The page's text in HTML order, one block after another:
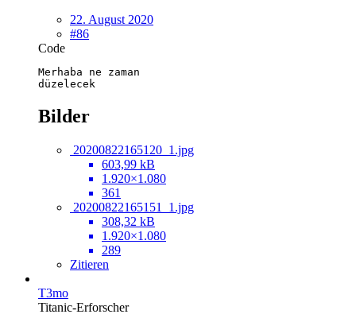
22. August 2020
#86
Code
düzelecek
Bilder
20200822165120_1.jpg
603,99 kB
1.920×1.080
361
20200822165151_1.jpg
308,32 kB
1.920×1.080
289
Zitieren
T3mo
Titanic-Erforscher